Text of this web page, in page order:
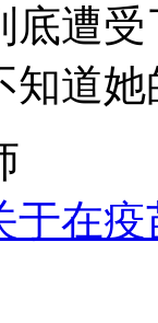
底遭
知道
于在